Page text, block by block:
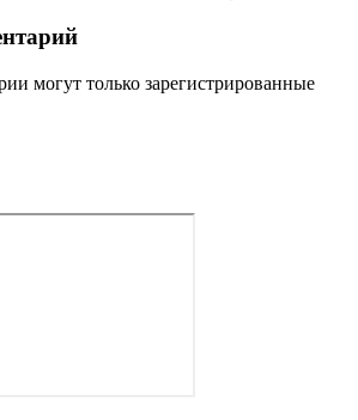
могут только зарегистрированные